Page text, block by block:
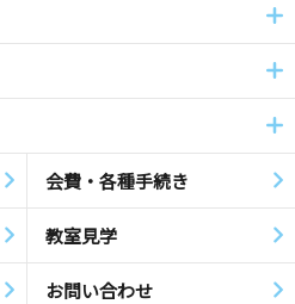
会費・各種手続き
教室見学
お問い合わせ